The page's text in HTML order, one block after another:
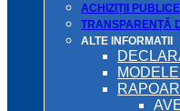
ACHIZIȚII PUBLICE
TRANSPARENȚĂ
ALTE INFORMATII